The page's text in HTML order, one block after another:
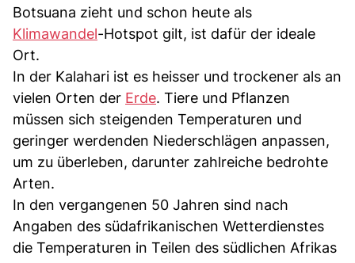
Botsuana zieht und schon heute als
Klimawandel-Hotspot gilt, ist dafür der ideale
Ort.
In der Kalahari ist es heisser und trockener als an
vielen Orten der Erde. Tiere und Pflanzen
müssen sich steigenden Temperaturen und
geringer werdenden Niederschlägen anpassen,
um zu überleben, darunter zahlreiche bedrohte
Arten.
In den vergangenen 50 Jahren sind nach
Angaben des südafrikanischen Wetterdienstes
die Temperaturen in Teilen des südlichen Afrikas